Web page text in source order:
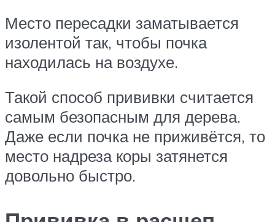
Место пересадки заматывается
изолентой так, чтобы почка
находилась на воздухе.
Такой способ прививки считается
самым безопасным для дерева.
Даже если почка не приживётся, то
место надреза коры затянется
довольно быстро.